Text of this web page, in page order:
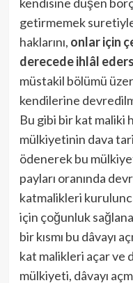
getirmemek
haklarını, onlar için
derecede ihlâl
müstakil bölümü
kendilerine
Bu gibi bir kat maliki
mülkiyetinin dava
ödenerek bu
payları oranında
katmalikleri
için çoğunluk
bir kısmı bu dâvayı
kat malikleri açar ve
mülkiyeti, dâvayı